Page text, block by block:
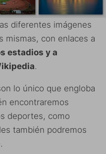
diferentes imágenes
mismas, con enlaces a
estadios y a
.
lo único que engloba
encontraremos
deportes, como
también podremos